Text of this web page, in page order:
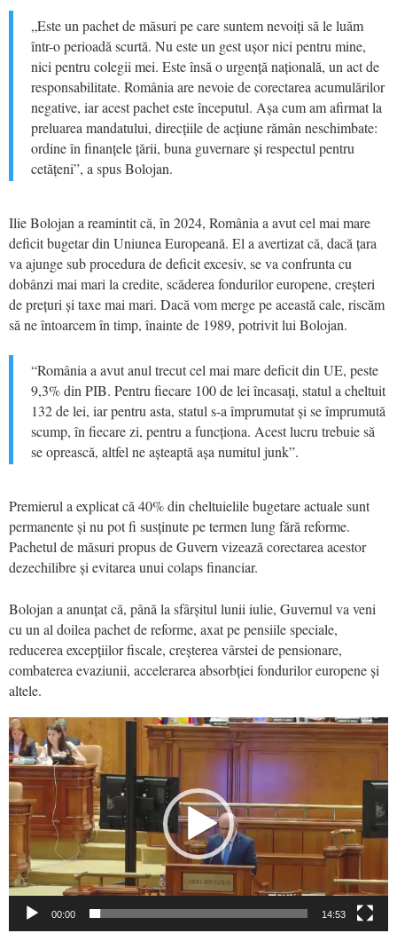
„Este un pachet de măsuri pe care suntem nevoiți să le luăm
într-o perioadă scurtă. Nu este un gest ușor nici pentru mine,
nici pentru colegii mei. Este însă o urgență națională, un act de
responsabilitate. România are nevoie de corectarea acumulărilor
negative, iar acest pachet este începutul. Așa cum am afirmat la
preluarea mandatului, direcțiile de acțiune rămân neschimbate:
ordine în finanțele țării, buna guvernare și respectul pentru
cetățeni”, a spus Bolojan.
Ilie Bolojan a reamintit că, în 2024, România a avut cel mai mare
deficit bugetar din Uniunea Europeană. El a avertizat că, dacă țara
va ajunge sub procedura de deficit excesiv, se va confrunta cu
dobânzi mai mari la credite, scăderea fondurilor europene, creșteri
de prețuri și taxe mai mari. Dacă vom merge pe această cale, riscăm
să ne întoarcem în timp, înainte de 1989, potrivit lui Bolojan.
“România a avut anul trecut cel mai mare deficit din UE, peste
9,3% din PIB. Pentru fiecare 100 de lei încasați, statul a cheltuit
132 de lei, iar pentru asta, statul s-a împrumutat și se împrumută
scump, în fiecare zi, pentru a funcționa. Acest lucru trebuie să
se oprească, altfel ne așteaptă așa numitul junk”.
Premierul a explicat că 40% din cheltuielile bugetare actuale sunt
permanente și nu pot fi susținute pe termen lung fără reforme.
Pachetul de măsuri propus de Guvern vizează corectarea acestor
dezechilibre și evitarea unui colaps financiar.
Bolojan a anunțat că, până la sfârșitul lunii iulie, Guvernul va veni
cu un al doilea pachet de reforme, axat pe pensiile speciale,
reducerea excepțiilor fiscale, creșterea vârstei de pensionare,
combaterea evaziunii, accelerarea absorbției fondurilor europene și
altele.
Video
Player
00:00 14:53